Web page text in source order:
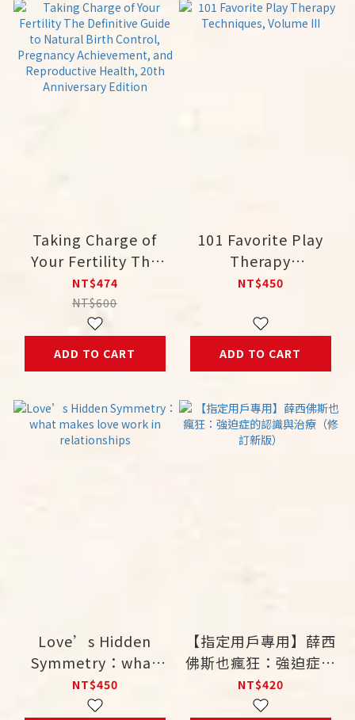
Taking Charge of
Your Fertility The
Definitive Guide to
Natural Birth
Control, Pregnancy
Achievement, and
Reproductive
Anniversary Edition
NT$474
NT$600
ADD TO CART
101 Favorite Play
Therapy
Techniques, Volume
NT$450
ADD TO CART
Love’s Hidden
Symmetry：what
makes love work in
relationships
NT$450
【指定用戶專用】薛西
佛斯也瘋狂：強迫症的
認識與治療（修訂新
版）
NT$420